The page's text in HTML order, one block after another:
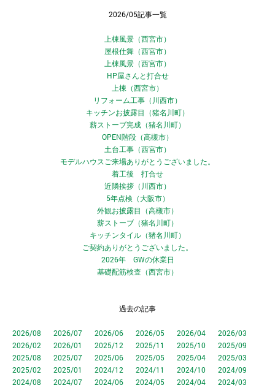
2026/05記事一覧
上棟風景（西宮市）
屋根仕舞（西宮市）
上棟風景（西宮市）
HP屋さんと打合せ
上棟（西宮市）
リフォーム工事（川西市）
キッチンお披露目（猪名川町）
薪ストーブ完成（猪名川町）
OPEN階段（高槻市）
土台工事（西宮市）
モデルハウスご来場ありがとうございました。
着工後 打合せ
近隣挨拶（川西市）
5年点検（大阪市）
外観お披露目（高槻市）
薪ストーブ（猪名川町）
キッチンタイル（猪名川町）
ご契約ありがとうございました。
2026年 GWの休業日
基礎配筋検査（西宮市）
過去の記事
2026/08 2026/07 2026/06 2026/05 2026/04
2026/03
2026/02
2026/01 2025/12 2025/11 2025/10
2025/09
2025/08
2025/07 2025/06 2025/05 2025/04
2025/03
2025/02
2025/01 2024/12 2024/11 2024/10
2024/09
2024/08
2024/07 2024/06 2024/05 2024/04
2024/03